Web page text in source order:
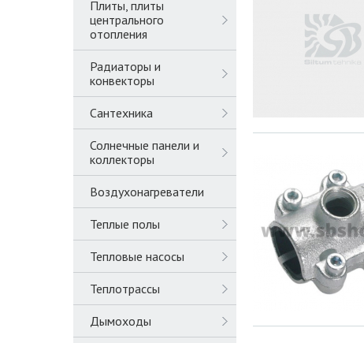
Плиты, плиты
центрального
отопления
Радиаторы и
конвекторы
Сантехника
Солнечные панели и
коллекторы
Воздухонагреватели
Теплые полы
Тепловые насосы
Теплотрассы
Дымоходы